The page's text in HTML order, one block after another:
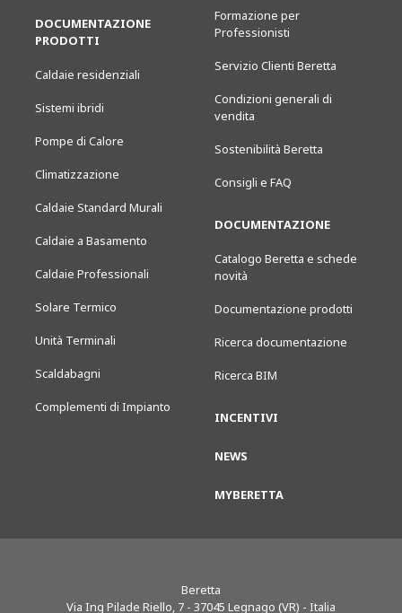
DOCUMENTAZIONE
PRODOTTI
Caldaie residenziali
Sistemi ibridi
Pompe di Calore
Climatizzazione
Caldaie Standard Murali
Caldaie a Basamento
Caldaie Professionali
Solare Termico
Unità Terminali
Scaldabagni
Complementi di Impianto
Formazione per
Professionisti
Servizio Clienti Beretta
Condizioni generali di
vendita
Sostenibilità Beretta
Consigli e FAQ
DOCUMENTAZIONE
Catalogo Beretta e schede
novità
Documentazione prodotti
Ricerca documentazione
Ricerca BIM
INCENTIVI
NEWS
MYBERETTA
Beretta
Via Ing Pilade Riello, 7 - 37045 Legnago (VR) - Italia